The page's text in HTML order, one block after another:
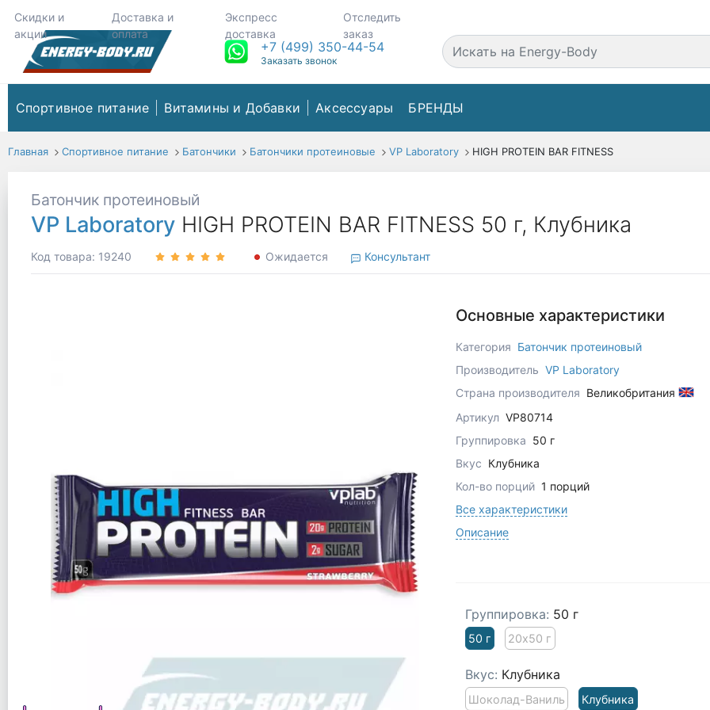
Скидки и
акции
Доставка и
оплата
Экспресс
доставка
Отследить
заказ
+7 (499) 350-44-54
Заказать звонок
Спортивное питание Витамины и Добавки Аксессуары БРЕНДЫ
Главная Спортивное питание Батончики Батончики протеиновые VP Laboratory HIGH PROTEIN BAR FITNESS
Батончик протеиновый
VP Laboratory HIGH PROTEIN BAR FITNESS 50 г, Клубника
Код товара: 19240 Ожидается Консультант
Основные характеристики
Категория Батончик протеиновый
Производитель VP Laboratory
Страна производителя Великобритания
Артикул VP80714
Группировка 50 г
Вкус Клубника
Кол-во порций 1 порций
Все характеристики
Описание
Группировка: 50 г
50 г 20х50 г
Вкус: Клубника
Шоколад-Ваниль Клубника